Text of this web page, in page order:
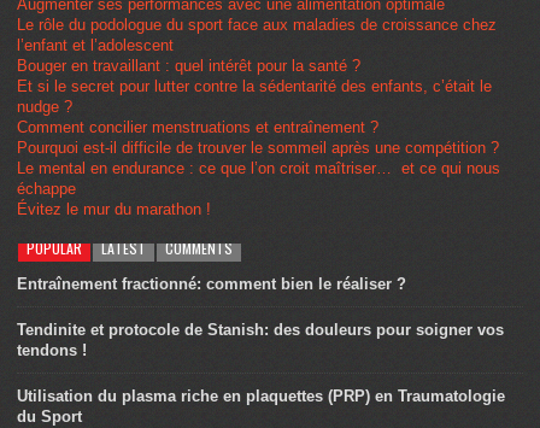
Augmenter ses performances avec une alimentation optimale
Le rôle du podologue du sport face aux maladies de croissance chez
l’enfant et l’adolescent
Bouger en travaillant : quel intérêt pour la santé ?
Et si le secret pour lutter contre la sédentarité des enfants, c’était le
nudge ?
Comment concilier menstruations et entraînement ?
Pourquoi est-il difficile de trouver le sommeil après une compétition ?
Le mental en endurance : ce que l’on croit maîtriser… et ce qui nous
échappe
Évitez le mur du marathon !
POPULAR LATEST COMMENTS
Entraînement fractionné: comment bien le réaliser ?
Tendinite et protocole de Stanish: des douleurs pour soigner vos
tendons !
Utilisation du plasma riche en plaquettes (PRP) en Traumatologie
du Sport